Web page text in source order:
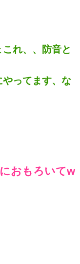
れ、、防音と
ってます、な
おもろいてw